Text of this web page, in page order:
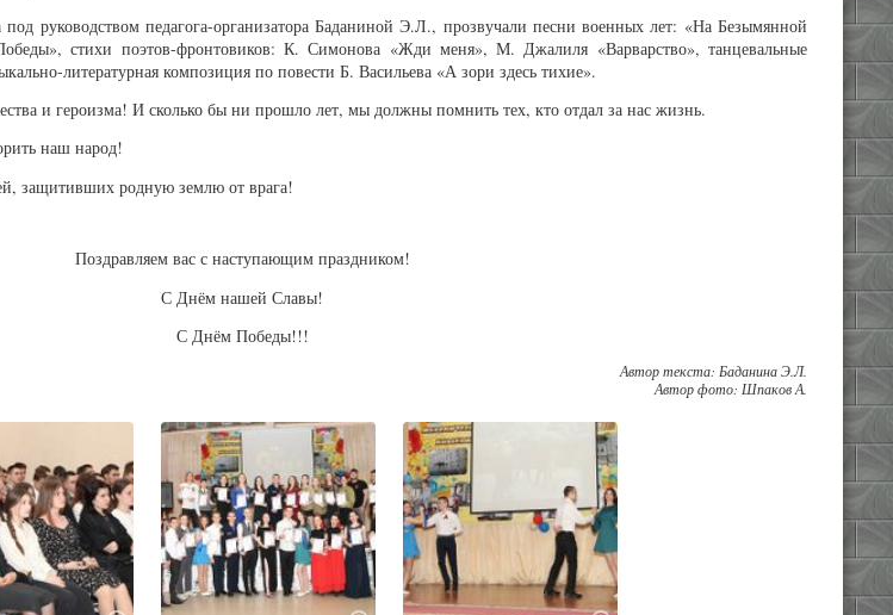
руководством педагога-организатора Баданиной Э.Л., прозвучали песни военных лет: «На Безымянной
стихи поэтов-фронтовиков: К. Симонова «Жди меня», М. Джалиля «Варварство», танцевальные
литературная композиция по повести Б. Васильева «А зори здесь тихие».
и героизма! И сколько бы ни прошло лет, мы должны помнить тех, кто отдал за нас жизнь.
наш народ!
защитивших родную землю от врага!
Поздравляем вас с наступающим праздником!
С Днём нашей Славы!
С Днём Победы!!!
Автор текста: Баданина Э.Л.
Автор фото: Шпаков А.